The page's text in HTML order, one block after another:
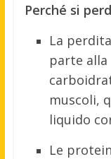
Perché si
La
parte
muscoli,
liquido
Le